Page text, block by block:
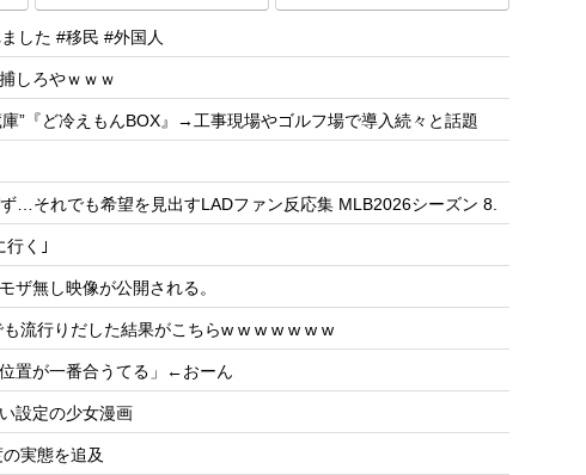
した #移民 #外国人
しろやｗｗｗ
”『ど冷えもんBOX』→工事現場やゴルフ場で導入続々と話題
…それでも希望を見出すLADファン反応集 MLB2026シーズン 8.
行く｣
無し映像が公開される。
流行りだした結果がこちらw w w w w w w
置が一番合うてる」←おーん
設定の少女漫画
実態を追及